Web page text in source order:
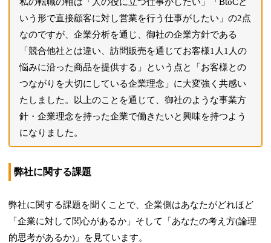
いう形で直接顧客に対し営業を行う仕事がしたい」の2点
なのですが、企業分析を通じ、御社の企業方針である
「競合他社とは違い、訪問販売を通じてお客様1人1人の
悩みに沿った商品を提供する」という点と「お客様との
つながりを大切にしている企業理念」に大変強く共感い
たしました。以上のことを通じて、御社のような事業方
針・企業理念を持った企業で働きたいと興味を持つよう
になりました。
弊社に関する課題
弊社に関する課題を聞くことで、企業側はあなたがどれほど
「企業に対して関心があるか」そして「あなたの考え方(論理
的思考があるか)」を見ています。